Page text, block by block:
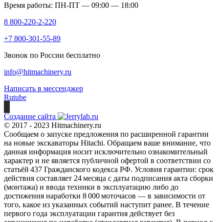
Время работы: ПН-ПТ — 09:00 — 18:00
8 800-220-2-220
+7 800-301-55-89
Звонок по России бесплатно
info@hitmachinery.ru
Написать в мессенджер
Rutube
Создание сайта
© 2017 - 2023 Hitmachinery.ru
Сообщаем о запуске предложения по расширенной гарантии
на новые экскаваторы Hitachi. Обращаем ваше внимание, что
данная информация носит исключительно ознакомительный
характер и не является публичной офертой в соответствии со
статьёй 437 Гражданского кодекса РФ. Условия гарантии: срок
действия составляет 24 месяца с даты подписания акта сборки
(монтажа) и ввода техники в эксплуатацию либо до
достижения наработки 8 000 моточасов — в зависимости от
того, какое из указанных событий наступит ранее. В течение
первого года эксплуатации гарантия действует без